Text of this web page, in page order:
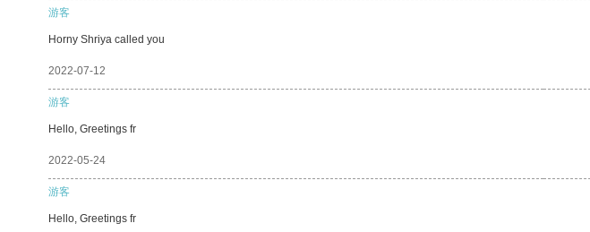
游客
Horny Shriya called you
2022-07-12
游客
Hello, Greetings fr
2022-05-24
游客
Hello, Greetings fr